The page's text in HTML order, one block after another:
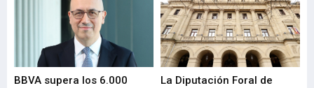
BBVA supera los 6.000
La Diputación Foral de